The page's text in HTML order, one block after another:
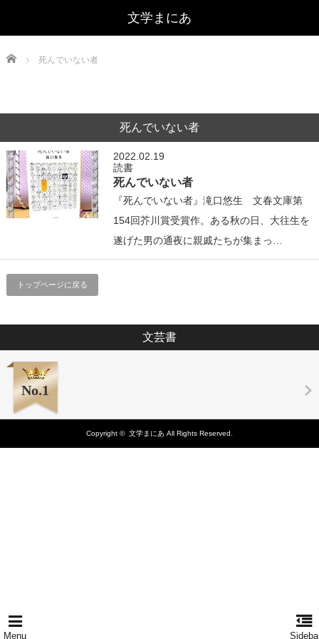
文学まにあ
Menu
Home 死んでいない者
死んでいない者
2022.02.19
読書
死んでいない者
『死んでいない者』滝口悠生 文春文庫第
154回芥川賞受賞作。ある秋の日、大往生を
遂げた男の通夜に親戚たちが集まっ…
トップページに戻る
文芸書
No.1
Copyright © 文学まにあ All Rights Reserved.